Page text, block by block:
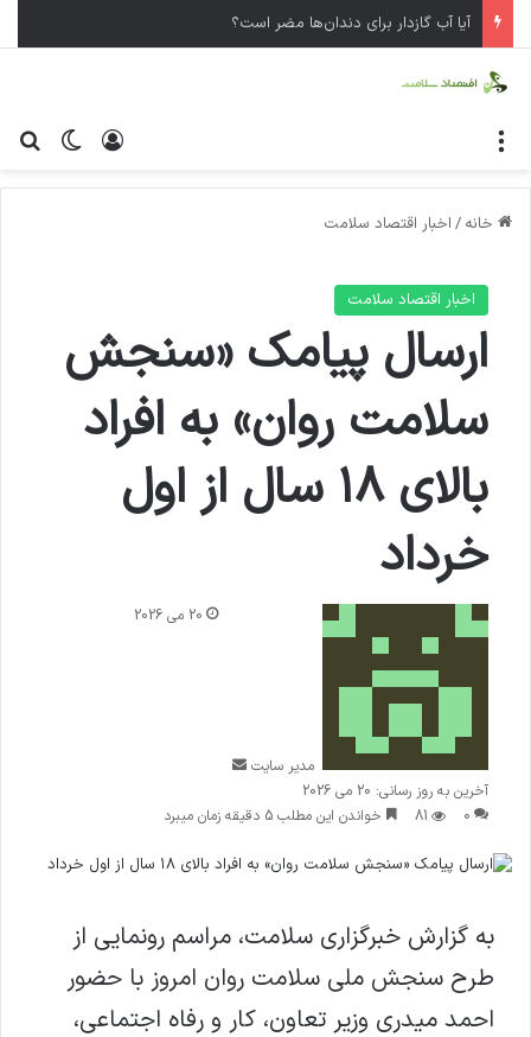
فقط ۱۱‌درصد سود صنعت دارو تبدیل به نقدینگی شده است
تغییر ورود
خانه / اخبار اقتصاد سلامت
اخبار اقتصاد سلامت
ارسال پیامک «سنجش
سلامت روان» به افراد
بالای ۱۸ سال از اول
خرداد
مدیر سایت
ی
20 می 2026
آخرین به روز رسانی: 20 می 2026
0
81 خواندن این مطلب 5 دقیقه زمان میبرد
به گزارش خبرگزاری سلامت، مراسم رونمایی از
طرح سنجش ملی سلامت روان امروز با حضور
احمد میدری وزیر تعاون، کار و رفاه اجتماعی،